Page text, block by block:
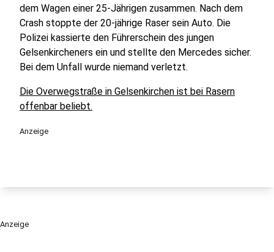
dem Wagen einer 25-Jährigen zusammen. Nach dem
Crash stoppte der 20-jährige Raser sein Auto. Die
Polizei kassierte den Führerschein des jungen
Gelsenkircheners ein und stellte den Mercedes sicher.
Bei dem Unfall wurde niemand verletzt.
Die Overwegstraße in Gelsenkirchen ist bei Rasern
offenbar beliebt.
Anzeige
Anzeige